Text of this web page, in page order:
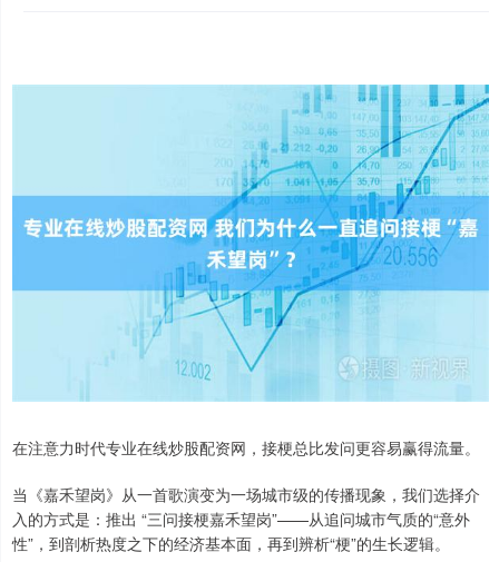
在注意力时代专业在线炒股配资网，接梗总比发问更容易赢得流量。
当《嘉禾望岗》从一首歌演变为一场城市级的传播现象，我们选择介
入的方式是：推出 “三问接梗嘉禾望岗”——从追问城市气质的“意外
性”，到剖析热度之下的经济基本面，再到辨析“梗”的生长逻辑。